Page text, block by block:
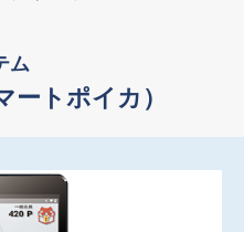
ム
ートポイカ）